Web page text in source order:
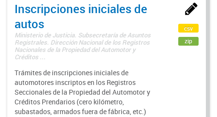
Inscripciones iniciales de
autos
Ministerio de Justicia. Subsecretaría de Asuntos
Registrales. Dirección Nacional de los Registros
Nacionales de la Propiedad del Automotor y
Créditos ...
Trámites de inscripciones iniciales de
automotores inscriptos en los Registros
Seccionales de la Propiedad del Automotor y
Créditos Prendarios (cero kilómetro,
subastados, armados fuera de fábrica, etc.)
csv
zip